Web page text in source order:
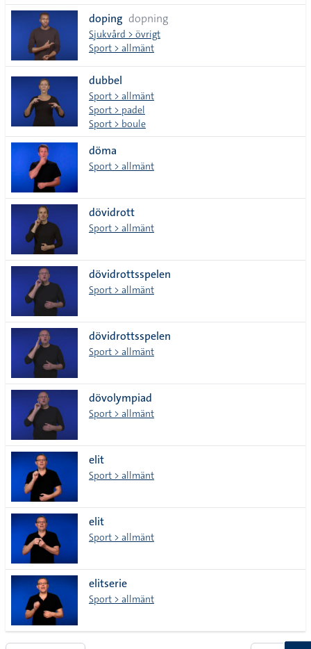
doping dopning
Sjukvård > övrigt
Sport > allmänt
dubbel
Sport > allmänt
Sport > padel
Sport > boule
döma
Sport > allmänt
dövidrott
Sport > allmänt
dövidrottsspelen
Sport > allmänt
dövidrottsspelen
Sport > allmänt
dövolympiad
Sport > allmänt
elit
Sport > allmänt
elit
Sport > allmänt
elitserie
Sport > allmänt